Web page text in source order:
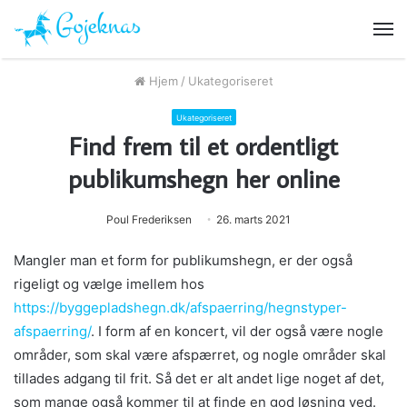
Hjem / Ukategoriseret
Ukategoriseret
Find frem til et ordentligt
publikumshegn her online
Poul Frederiksen 26. marts 2021
Mangler man et form for publikumshegn, er der også
rigeligt og vælge imellem hos
https://byggepladshegn.dk/afspaerring/hegnstyper-
afspaerring/. I form af en koncert, vil der også være nogle
områder, som skal være afspærret, og nogle områder skal
tillades adgang til frit. Så det er alt andet lige noget af det,
som mange også kommer til at finde en god løsning ved.